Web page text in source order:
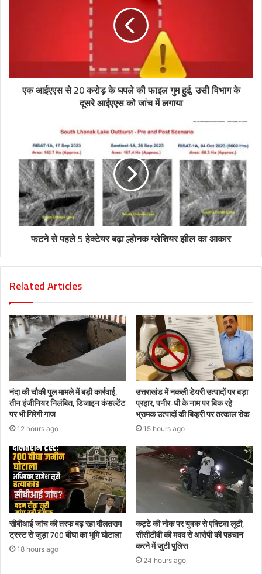
एक आईएएस से 20 करोड़ के घपले की फाइल गुम हुई, उसी विभाग के
दूसरे आईएएस को जांच में लगाया
फटने से पहले 5 हेक्टेयर बढ़ा ल्होनक ग्लेशियर झील का आकार
Related Articles
नंदा की चौकी पुल मामले में बड़ी कार्रवाई,
तीन इंजीनियर निलंबित, डिजाइन कंसल्टेंट
पर भी गिरेगी गाज
12 hours ago
उत्तराखंड में नकली डेयरी उत्पादों पर बड़ा
प्रहार, पनीर-घी के नाम पर बिक रहे
भ्रामक उत्पादों की बिक्री पर तत्काल रोक
15 hours ago
सीबीआई जांच की तरफ बढ़ रहा दौलतराम
ट्रस्ट से जुड़ा 700 बीघा का भूमि घोटाला
18 hours ago
कट्टे की नोक पर युवक से एक्टिवा लूटी,
सीसीटीवी की मदद से आरोपी की पहचान
करने में जुटी पुलिस
24 hours ago